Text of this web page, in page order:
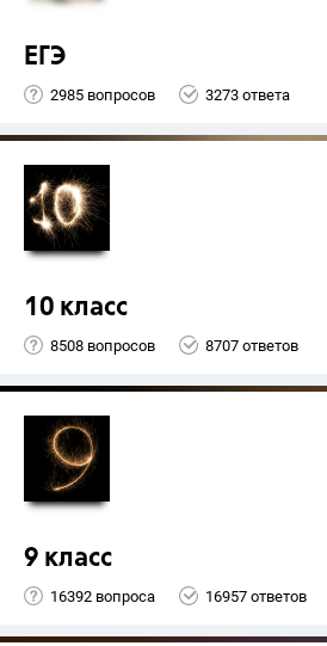
ЕГЭ
2985 вопросов 3273 ответа
10 класс
8508 вопросов 8707 ответов
9 класс
16392 вопроса 16957 ответов